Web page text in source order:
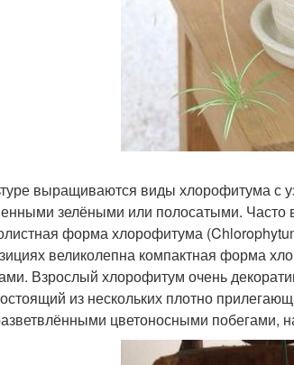
выращиваются виды хлорофитума с
зелёными или полосатыми. Часто
форма хлорофитума
великолепна компактная форма
Взрослый хлорофитум очень
из нескольких плотно
цветоносными побегами,